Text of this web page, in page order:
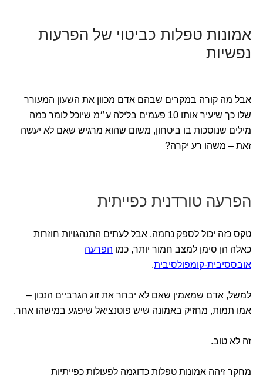
אמונות טפלות כביטוי של הפרעות
נפשיות
אבל מה קורה במקרים שבהם אדם מכוון את השעון המעורר
שלו כך שיעיר אותו 10 פעמים בלילה ע״מ שיוכל לומר כמה
מילים שנוסכות בו ביטחון, משום שהוא מרגיש שאם לא יעשה
זאת – משהו רע יקרה?
הפרעה טורדנית כפייתית
טקס כזה יכול לספק נחמה, אבל לעתים התנהגויות חוזרות
כאלה הן סימן למצב חמור יותר, כמו הפרעה
אובססיבית-קומפולסיבית.
למשל, אדם שמאמין שאם לא יבחר את זוג הגרביים הנכון –
אמו תמות, מחזיק באמונה שיש פוטנציאל שיפגע במישהו אחר.
זה לא טוב.
מחקר זיהה אמונות טפלות כדוגמה לפעולות כפייתיות